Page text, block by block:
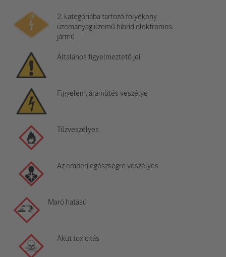
2. kategóriába tartozó folyékony
üzemanyag üzemű hibrid elektromos
jármű
Általános figyelmeztető jel
Figyelem, áramütés veszélye
Tűzveszélyes
Az emberi egészségre veszélyes
Maró hatású
Akut toxicitás